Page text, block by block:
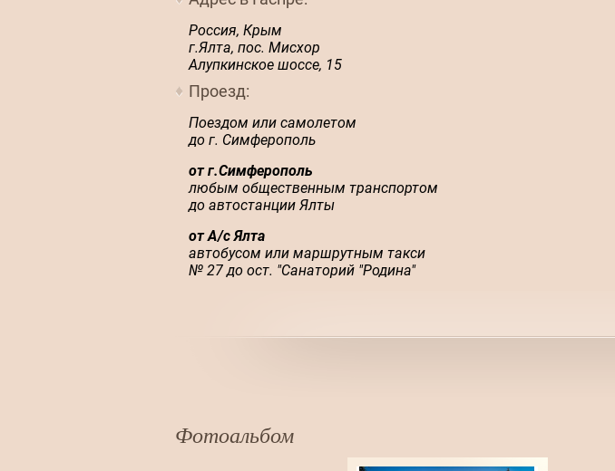
Россия, Крым
г.Ялта, пос. Мисхор
Алупкинское шоссе, 15
Проезд:
Поездом или самолетом
до г. Симферополь
от г.Симферополь
любым общественным транспортом
до автостанции Ялты
от А/с Ялта
автобусом или маршрутным такси
№ 27 до ост. "Санаторий "Родина"
Фотоальбом